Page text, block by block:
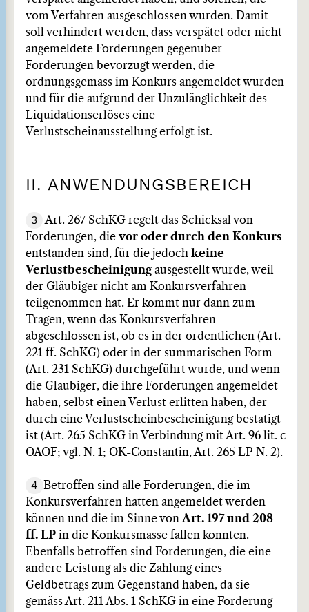
vom Verfahren ausgeschlossen wurden. Damit
soll verhindert werden, dass verspätet oder nicht
angemeldete Forderungen gegenüber
Forderungen bevorzugt werden, die
ordnungsgemäss im Konkurs angemeldet wurden
und für die aufgrund der Unzulänglichkeit des
Liquidationserlöses eine
Verlustscheinausstellung erfolgt ist.
II. ANWENDUNGSBEREICH
3
Art. 267 SchKG regelt das Schicksal von
Forderungen, die vor oder durch den Konkurs
entstanden sind, für die jedoch keine
Verlustbescheinigungausgestellt wurde, weil
der Gläubiger nicht am Konkursverfahren
teilgenommen hat. Er kommt nur dann zum
Tragen, wenn das Konkursverfahren
abgeschlossen ist, ob es in der ordentlichen (Art.
221 ff. SchKG) oder in der summarischen Form
(Art. 231 SchKG) durchgeführt wurde, und wenn
die Gläubiger, die ihre Forderungen angemeldet
haben, selbst einen Verlust erlitten haben, der
durch eine Verlustscheinbescheinigung bestätigt
ist (Art. 265 SchKG in Verbindung mit Art. 96 lit. c
OAOF; vgl. N. 1; OK-Constantin, Art. 265 LP N. 2).
4
Betroffen sind alle Forderungen, die im
Konkursverfahren hätten angemeldet werden
können und die im Sinne von Art. 197 und 208
ff. LP in die Konkursmasse fallen könnten.
Ebenfalls betroffen sind Forderungen, die eine
andere Leistung als die Zahlung eines
Geldbetrags zum Gegenstand haben, da sie
gemäss Art. 211 Abs. 1 SchKG in eine Forderung